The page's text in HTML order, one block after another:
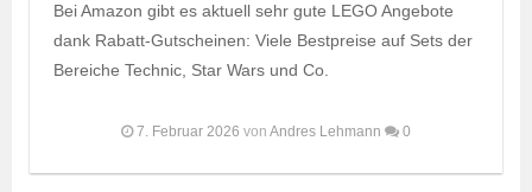
Bei Amazon gibt es aktuell sehr gute LEGO Angebote
dank Rabatt-Gutscheinen: Viele Bestpreise auf Sets der
Bereiche Technic, Star Wars und Co.
7. Februar 2026 von Andres Lehmann 0